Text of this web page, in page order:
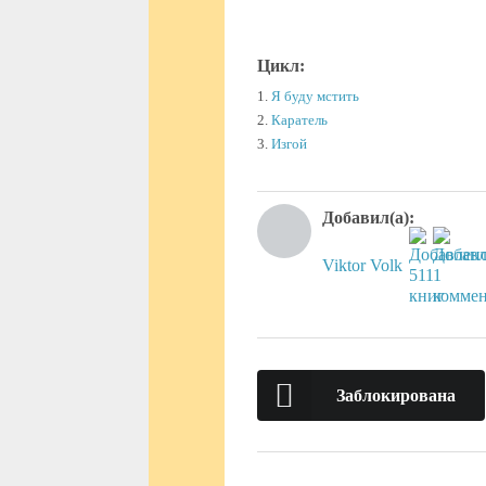
Цикл:
1. Я буду мстить
2. Каратель
3. Изгой
Добавил(а):
Viktor Volk
Заблокирована